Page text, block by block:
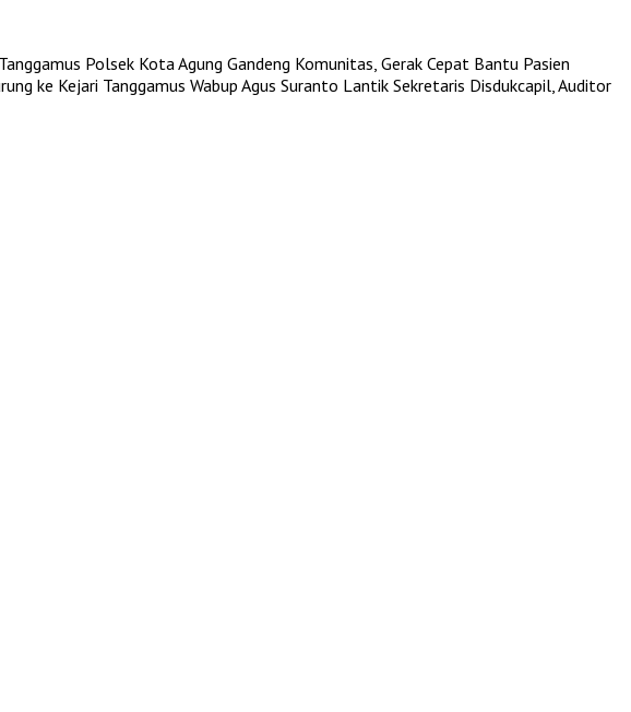
Polsek Kota Agung Gandeng Komunitas, Gerak Cepat Bantu Pasien
ke Kejari Tanggamus Wabup Agus Suranto Lantik Sekretaris Disdukcapil, Auditor